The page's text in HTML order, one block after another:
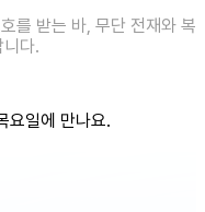
를 받는 바, 무단 전재와 복
다.
요일에 만나요.